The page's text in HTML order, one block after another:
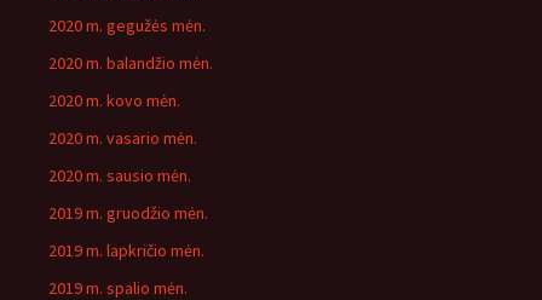
2020 m. gegužės mėn.
2020 m. balandžio mėn.
2020 m. kovo mėn.
2020 m. vasario mėn.
2020 m. sausio mėn.
2019 m. gruodžio mėn.
2019 m. lapkričio mėn.
2019 m. spalio mėn.